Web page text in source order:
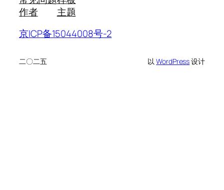
作者
主题
京ICP备15044008号-2
二〇二五 以WordPress设计